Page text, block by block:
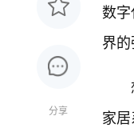
分享
数
界的
家